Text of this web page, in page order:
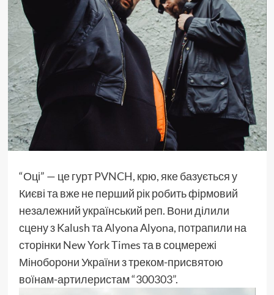
“Оці” — це гуртPVNCH, крю, яке базується у
Києві та вже не перший рік робить фірмовий
незалежний український реп. Вони ділили
сцену з Kalush та Alyona Alyona, потрапили на
сторінки New York Times та в соцмережі
Міноборони України з треком-присвятою
воїнам-артилеристам“300303”.